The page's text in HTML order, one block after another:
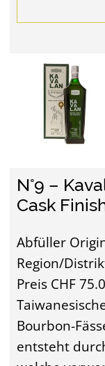
N°9 –
Cask
Abfüller
Region/
Preis CHF
Bourbon-
entsteht